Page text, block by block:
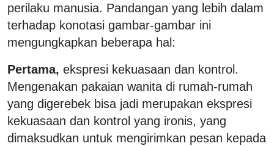
perilaku manusia. Pandangan yang lebih dalam
terhadap konotasi gambar-gambar ini
mengungkapkan beberapa hal:
Pertama, ekspresi kekuasaan dan kontrol.
Mengenakan pakaian wanita di rumah-rumah
yang digerebek bisa jadi merupakan ekspresi
kekuasaan dan kontrol yang ironis, yang
dimaksudkan untuk mengirimkan pesan kepada